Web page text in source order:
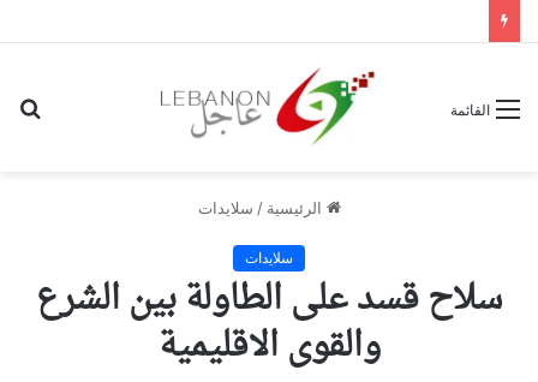
القائمة
الرئيسية / سلايدات
سلايدات
سلاح قسد على الطاولة بين الشرع
والقوى الاقليمية